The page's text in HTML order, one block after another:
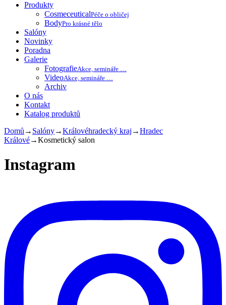
Produkty
CosmeceuticalPéče o obličej
BodyPro krásné tělo
Salóny
Novinky
Poradna
Galerie
FotografieAkce, semináře …
VideoAkce, semináře …
Archiv
O nás
Kontakt
Katalog produktů
Domů → Salóny→Královéhradecký kraj →Hradec
Králové→Kosmetický salon
Instagram